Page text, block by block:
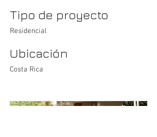
Tipo de proyecto
Residencial
Ubicación
Costa Rica